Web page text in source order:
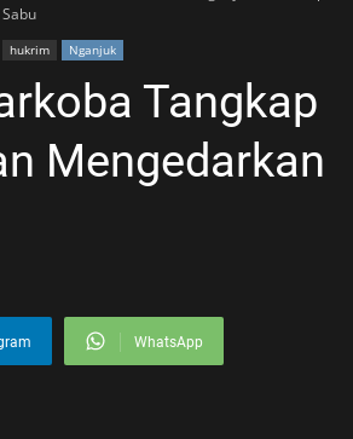
hukrim Nganjuk
Tangkap
Mengedarkan
WhatsApp